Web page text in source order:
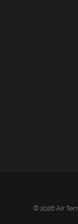
© 2026 Air